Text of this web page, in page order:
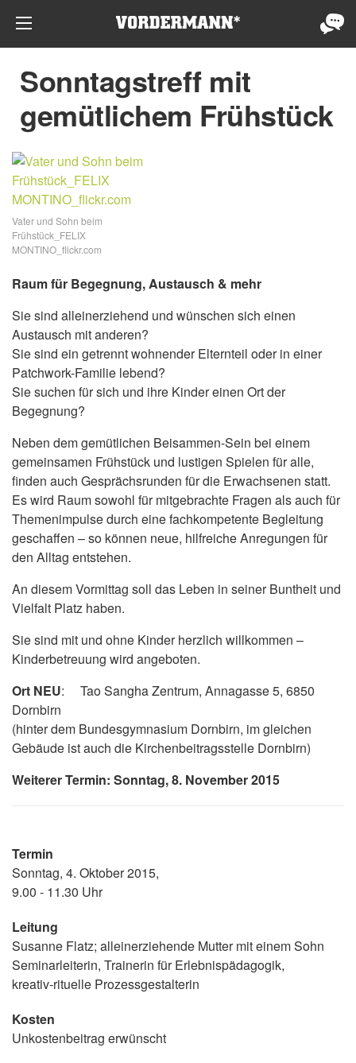
Sonntagstreff mit
gemütlichem Frühstück
Vater und Sohn beim
Frühstück_FELIX
MONTINO_flickr.com
Raum für Begegnung, Austausch & mehr
Sie sind alleinerziehend und wünschen sich einen
Austausch mit anderen?
Sie sind ein getrennt wohnender Elternteil oder in einer
Patchwork-Familie lebend?
Sie suchen für sich und ihre Kinder einen Ort der
Begegnung?
Neben dem gemütlichen Beisammen-Sein bei einem
gemeinsamen Frühstück und lustigen Spielen für alle,
finden auch Gesprächsrunden für die Erwachsenen statt.
Es wird Raum sowohl für mitgebrachte Fragen als auch für
Themenimpulse durch eine fachkompetente Begleitung
geschaffen – so können neue, hilfreiche Anregungen für
den Alltag entstehen.
An diesem Vormittag soll das Leben in seiner Buntheit und
Vielfalt Platz haben.
Sie sind mit und ohne Kinder herzlich willkommen –
Kinderbetreuung wird angeboten.
Ort NEU: Tao Sangha Zentrum, Annagasse 5, 6850
Dornbirn
(hinter dem Bundesgymnasium Dornbirn, im gleichen
Gebäude ist auch die Kirchenbeitragsstelle Dornbirn)
Weiterer Termin: Sonntag, 8. November 2015
Termin
Sonntag, 4. Oktober 2015,
9.00 - 11.30 Uhr
Leitung
Susanne Flatz; alleinerziehende Mutter mit einem Sohn
Seminarleiterin, Trainerin für Erlebnispädagogik,
kreativ-rituelle Prozessgestalterin
Kosten
Unkostenbeitrag erwünscht